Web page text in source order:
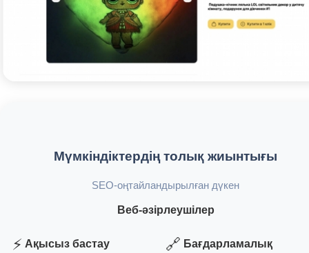
Мүмкіндіктердің толық жиынтығы
SEO-оңтайландырылған дүкен
Веб-әзірлеушілер
⚡ Ақысыз бастау
🔗 Бағдарламалық